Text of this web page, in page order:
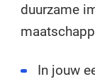
duurzame
In jouw